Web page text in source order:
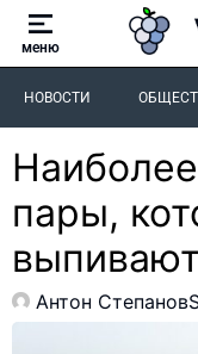
меню
НОВОСТИ
пары,
выпивают
Антон Степанов